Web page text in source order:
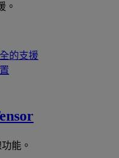
。
的支援
能。